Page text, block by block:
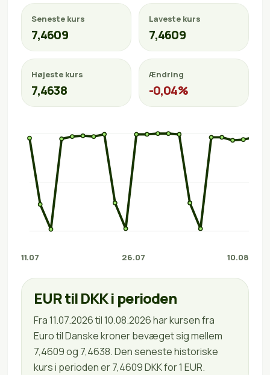
Seneste kurs
7,4609
Laveste kurs
7,4609
Højeste kurs
7,4638
Ændring
-0,04%
11.07 26.07 10.08
EUR til DKK i perioden
Fra 11.07.2026 til 10.08.2026 har kursen fra
Euro til Danske kroner bevæget sig mellem
7,4609 og 7,4638. Den seneste historiske
kurs i perioden er 7,4609 DKK for 1 EUR.